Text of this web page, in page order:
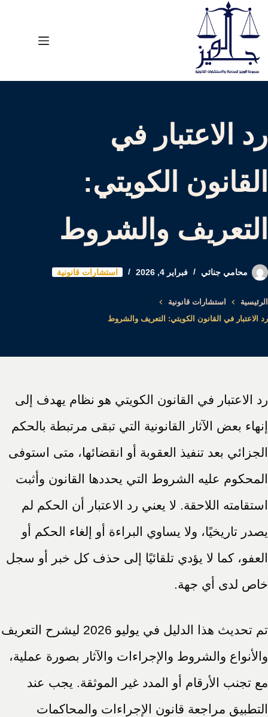
التجاوز
إلى
المحتوى
رد الاعتبار في
القانون الكويتي:
التعريف والشروط
محامي جنائي فبراير 4, 2026 استشارات قانونية
الرئيسية
استشارات قانونية
رد الاعتبار في القانون الكويتي: التعريف والشروط
رد الاعتبار في القانون الكويتي هو نظام يهدف إلى
إنهاء بعض الآثار القانونية التي تبقى مرتبطة بالحكم
الجزائي بعد تنفيذ العقوبة أو انقضائها، متى استوفى
المحكوم عليه الشروط التي يحددها القانون وأثبت
استقامته اللاحقة. لا يعني رد الاعتبار أن الحكم لم
يصدر تاريخيًا، ولا يساوي البراءة أو إلغاء الحكم أو
العفو، كما لا يؤدي تلقائيًا إلى حذف كل خبر أو سجل
خاص لدى أي جهة.
تم تحديث هذا الدليل في يوليو 2026 ليشرح التعريف
والأنواع والشروط والإجراءات والآثار بصورة عملية،
مع تجنب الأرقام أو المدد غير الموثقة. يجب عند
التطبيق مراجعة قانون الإجراءات والمحاكمات